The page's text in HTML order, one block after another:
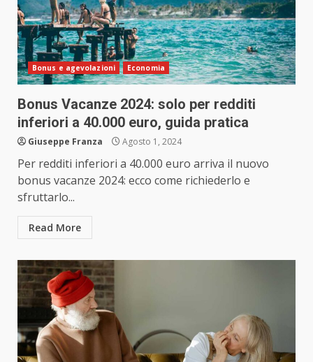
Bonus e agevolazioni Economia
Bonus Vacanze 2024: solo per redditi
inferiori a 40.000 euro, guida pratica
Giuseppe Franza Agosto 1, 2024
Per redditi inferiori a 40.000 euro arriva il nuovo
bonus vacanze 2024: ecco come richiederlo e
sfruttarlo...
Read More